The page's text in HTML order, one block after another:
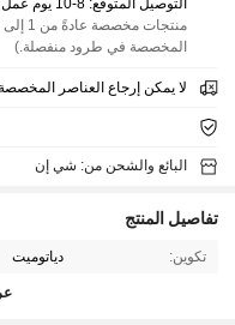
المخصصة في طرود منفصلة.)
لا يمكن إرجاع العناصر
البائع والشحن من: شي إن
تفاصيل المنتج
تكوين: دياتوميت